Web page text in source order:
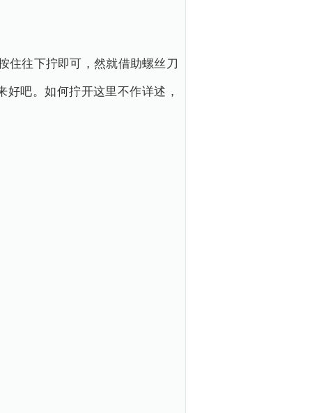
住往下拧即可，然就借助螺丝刀
吧。如何拧开这里不作详述，